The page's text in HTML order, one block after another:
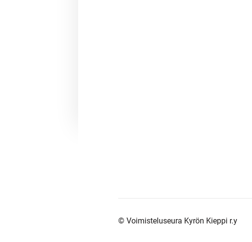
© Voimisteluseura Kyrön Kieppi r.y